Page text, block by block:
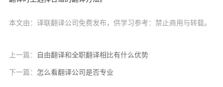
本文由：译联翻译公司免费发布，供学习参考：禁止商用与转载。
上一篇： 自由翻译和全职翻译相比有什么优势
下一篇： 怎么看翻译公司是否专业